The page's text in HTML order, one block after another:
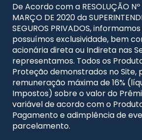
De Acordo com a RESOLUÇÃO Nº
MARÇO DE 2020 da
SEGUROS PRIVADOS,
possuímos exclusividade, bem
acionária direta ou Indireta nas
representamos. Todos os
Proteção demonstrados no Site,
remuneração máxima de 16%
Impostos) sobre o valor do
variável de acordo com o
Pagamento e adimplência de
parcelamento.